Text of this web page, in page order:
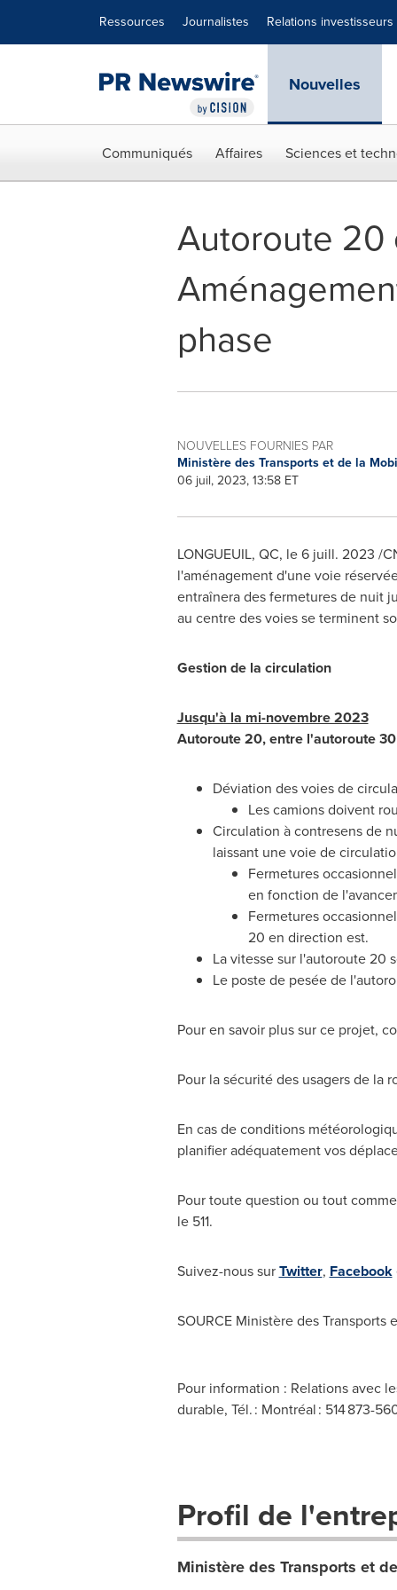
Ressources Journalistes Relations investisseurs
Nouvelles
Communiqués Affaires Sciences et
Autoroute
phase
NOUVELLES FOURNIES PAR
Ministère des Transports et de la
06 juil, 2023, 13:58 ET
LONGUEUIL, QC, le 6 juill. 2023 /
l'aménagement d'une voie
entraînera des fermetures de nuit
au centre des voies se terminent
Gestion de la circulation
Jusqu'à la mi-novembre 2023
Autoroute 20, entre l'autoroute
Déviation des voies de
Les camions doivent
Circulation à contresens de
laissant une voie de
Fermetures
en fonction de
Fermetures
20 en direction est.
La vitesse sur l'autoroute 20
Le poste de pesée de
Pour en savoir plus sur ce projet,
Pour la sécurité des usagers de la
En cas de conditions
planifier adéquatement vos
Pour toute question ou tout
le 511.
Suivez-nous surTwitter, Facebook
SOURCE Ministère des
Pour information : Relations avec
durable, Tél. : Montréal : 514 873-
Profil de
Ministère des Transports et